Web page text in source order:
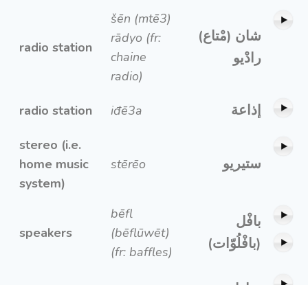
radio station
šēn (mtē3)
rādyo (fr:
chaine
radio)
شان (مْتاع)
رادْيو
radio station iđē3a إذاعة
stereo (i.e.
home music
system)
stērēo ستيريو
speakers
bēfl
(bēflūwēt)
(fr: baffles)
بافْل
(بافْلُوّات)